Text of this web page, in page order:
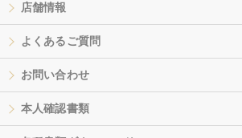
店舗情報
よくあるご質問
お問い合わせ
本人確認書類